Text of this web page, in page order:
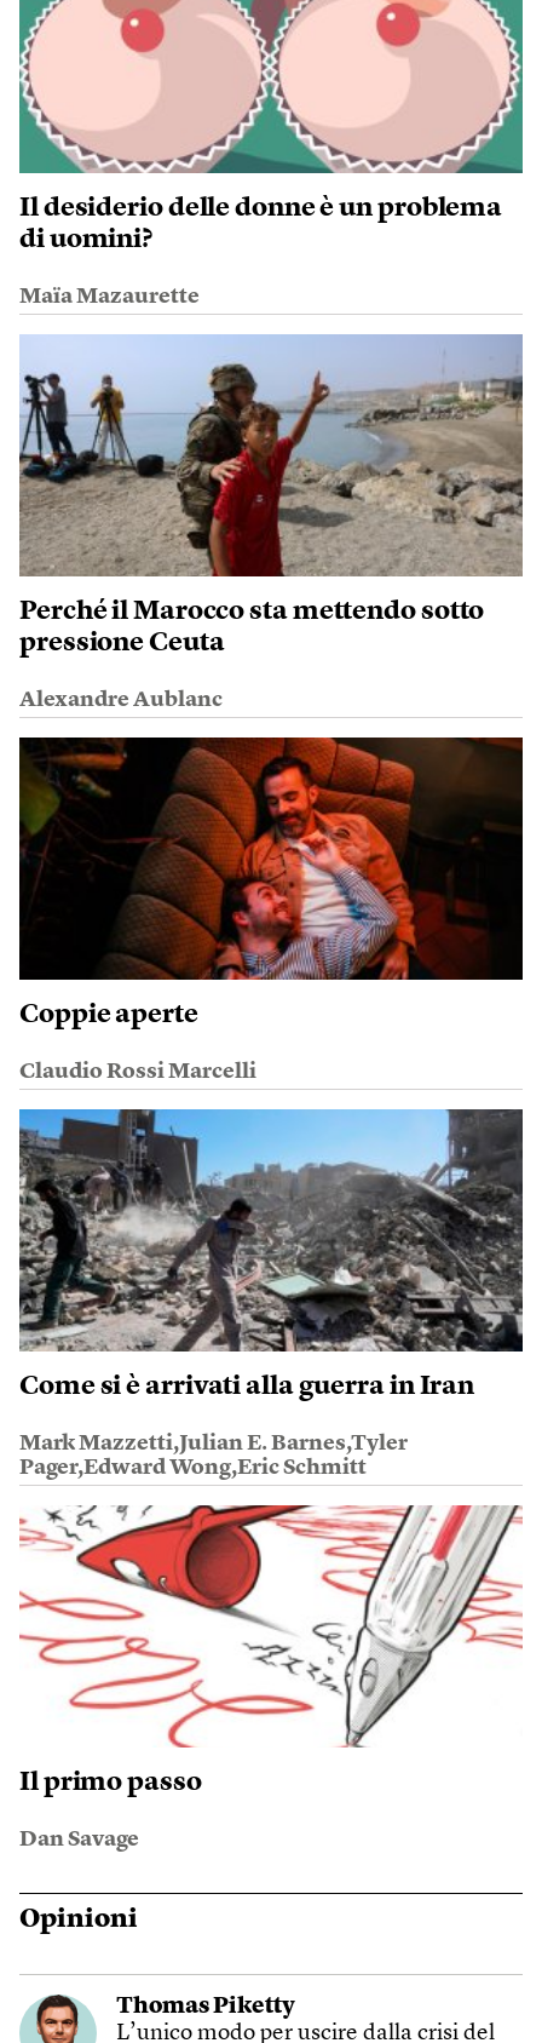
Il desiderio delle donne è un problema
di uomini?
Maïa Mazaurette
Perché il Marocco sta mettendo sotto
pressione Ceuta
Alexandre Aublanc
Coppie aperte
Claudio Rossi Marcelli
Come si è arrivati alla guerra in Iran
Mark Mazzetti,Julian E. Barnes,Tyler
Pager,Edward Wong,Eric Schmitt
Il primo passo
Dan Savage
Opinioni
Thomas Piketty
L’unico modo per uscire dalla crisi del